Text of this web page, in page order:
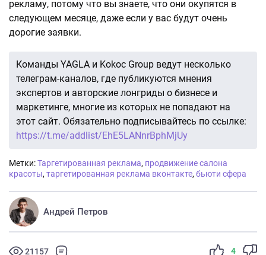
рекламу, потому что вы знаете, что они окупятся в
следующем месяце, даже если у вас будут очень
дорогие заявки.
Команды YAGLA и Kokoc Group ведут несколько
телеграм-каналов, где публикуются мнения
экспертов и авторские лонгриды о бизнесе и
маркетинге, многие из которых не попадают на
этот сайт. Обязательно подписывайтесь по ссылке:
https://t.me/addlist/EhE5LANnrBphMjUy
Метки:Таргетированная реклама, продвижение салона
красоты, таргетированная реклама вконтакте, бьюти сфера
Андрей Петров
21157 4